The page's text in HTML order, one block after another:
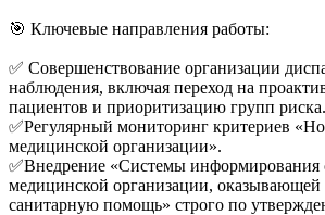
🎯 Ключевые направления работы:
✅ Совершенствование организации
наблюдения, включая переход на
пациентов и приоритизацию групп риска.
✅Регулярный мониторинг критериев
медицинской организации».
✅Внедрение «Системы информирования
медицинской организации,
санитарную помощь» строго по